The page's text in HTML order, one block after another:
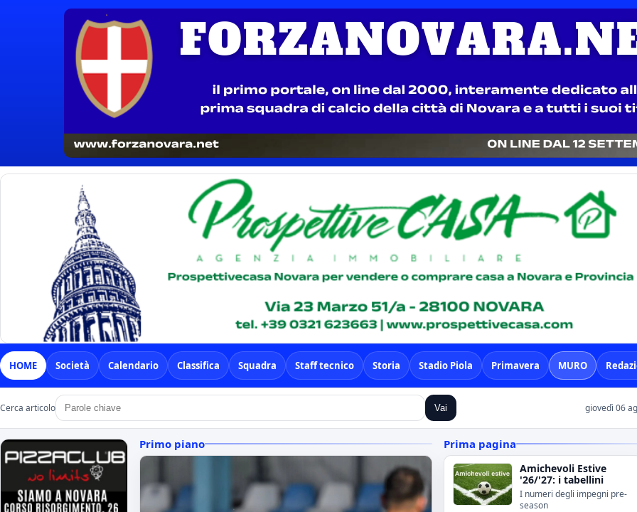
HOME Società Calendario Classifica Squadra Staff tecnico Storia Stadio Piola Primavera MURO
Cerca articolo Vai giovedì 06
Primo piano Prima pagina
Amichevoli Estive
'26/'27: i tabellini
I numeri degli impegni pre-
season